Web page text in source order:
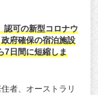
認可の新型コロナウ
府確保の宿泊施設
7日間に短縮しま
者、オーストラリ